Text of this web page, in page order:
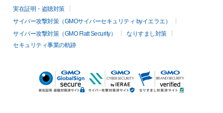
実在証明・盗聴対策
サイバー攻撃対策（GMOサイバーセキュリティ byイエラエ）
サイバー攻撃対策（GMO Flatt Security）
なりすまし対策
セキュリティ事業の軌跡